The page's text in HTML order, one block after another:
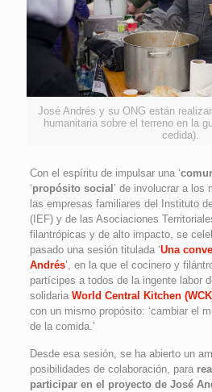
José Andrés y su ONG están
humanitaria sobre el terreno en la
cedida).
Con el espíritu de impulsar una ‘
‘propósito social ’ de involucrar a los
las empresas familiares del Instituto
(IEF) y de las Asociaciones
filantrópicas y de alto impacto, se
pasado una sesión titulada ‘Una
Andrés’, en la que el cocinero y
partícipes a todos de la ingente labor
solidaria World Central Kitchen
con un mismo propósito: ‘cambiar el
de la comida.’
Desde esa sesión, se ha abierto un
posibilidades de colaboración, para
participar en el proyecto de José